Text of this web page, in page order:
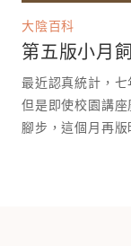
大陰百科
第五版小月
最近認真統計，
但是即使校園講
腳步，這個月再